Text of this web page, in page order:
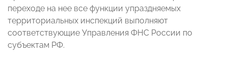
переходе на нее все функции упраздняемых
территориальных инспекций выполняют
соответствующие Управления ФНС России по
субъектам РФ.